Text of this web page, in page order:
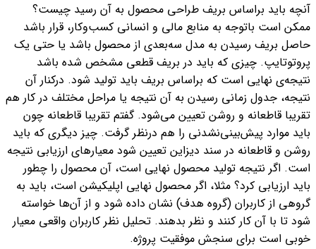
آنچه باید براساس بریف طراحی محصول به آن رسید چیست؟
ممکن است باتوجه به منابع مالی و انسانی کسب‌وکار، قرار باشد
حاصل بریف رسیدن به مدل سه‌بعدی از محصول باشد یا حتی یک
پروتوتایپ. چیزی که باید در بریف قطعی مشخص شده باشد
نتیجه‌ی نهایی است که براساس بریف باید تولید شود. درکنار آن
نتیجه، جدول زمانی رسیدن به آن نتیجه یا مراحل مختلف در کار هم
تقریبا قاطعانه و روشن تعیین می‌شود. گفتم تقریبا قاطعانه چون
باید موارد پیش‌بینی‌نشدنی را هم درنظر گرفت. چیز دیگری که باید
روشن و قاطعانه در سند دیزاین تعیین شود معیارهای ارزیابی نتیجه
است. اگر نتیجه تولید محصول نهایی است، آن محصول را چطور
باید ارزیابی کرد؟ مثلا، اگر محصول نهایی اپلیکیشن است، باید به
گروهی از کاربران (گروه هدف) نشان داده شود و از آن‌ها خواسته
شود تا با آن کار کنند و نظر بدهند. تحلیل نظر کاربران واقعی معیار
خوبی است برای سنجش موفقیت پروژه.